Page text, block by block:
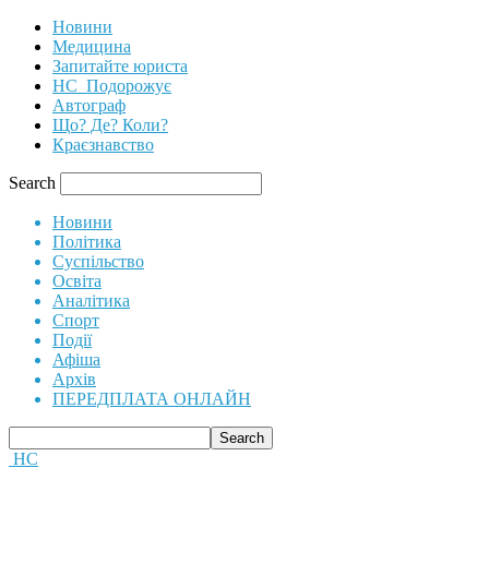
Новини
Медицина
Запитайте юриста
НС_Подорожує
Автограф
Що? Де? Коли?
Краєзнавство
Search
Новини
Політика
Суспільство
Освіта
Аналітика
Спорт
Події
Афіша
Архів
ПЕРЕДПЛАТА ОНЛАЙН
НС